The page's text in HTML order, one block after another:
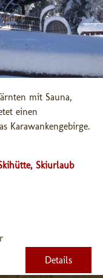
mit Sauna,
einen
Karawankengebirge.
Skiurlaub
Details